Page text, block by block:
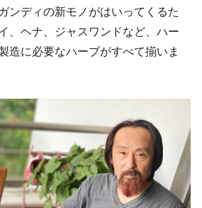
ンディの新モノがはいってくるた
、ヘナ、ジャスワンドなど、ハー
造に必要なハーブがすべて揃いま